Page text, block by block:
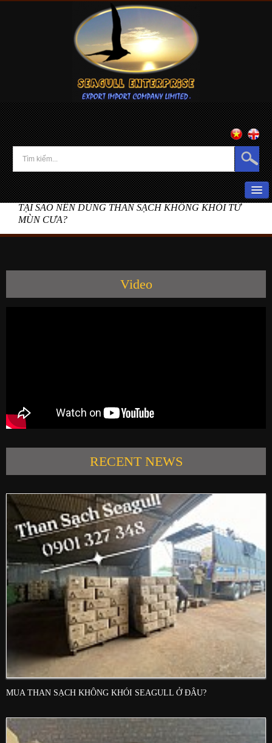
HOME
Home » News
»
TẠI SAO NÊN DÙNG THAN SẠCH KHÔNG KHÓI TỪ
MÙN CƯA?
Video
RECENT NEWS
MUA THAN SẠCH KHÔNG KHÓI SEAGULL Ở ĐÂU?